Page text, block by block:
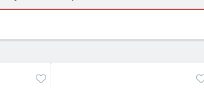
не ниже A и нужные функции